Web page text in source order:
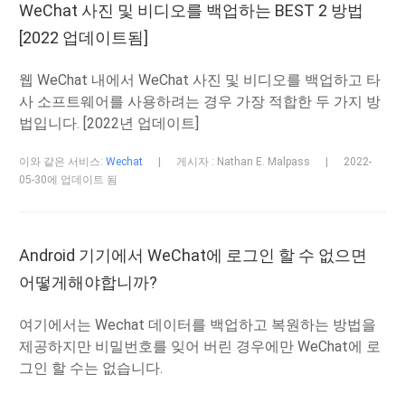
WeChat 사진 및 비디오를 백업하는 BEST 2 방법
[2022 업데이트됨]
웹 WeChat 내에서 WeChat 사진 및 비디오를 백업하고 타
사 소프트웨어를 사용하려는 경우 가장 적합한 두 가지 방
법입니다. [2022년 업데이트]
이와 같은 서비스:Wechat 게시자 : Nathan E. Malpass
2022-
05-30에 업데이트 됨
Android 기기에서 WeChat에 로그인 할 수 없으면
어떻게해야합니까?
여기에서는 Wechat 데이터를 백업하고 복원하는 방법을
제공하지만 비밀번호를 잊어 버린 경우에만 WeChat에 로
그인 할 수는 없습니다.